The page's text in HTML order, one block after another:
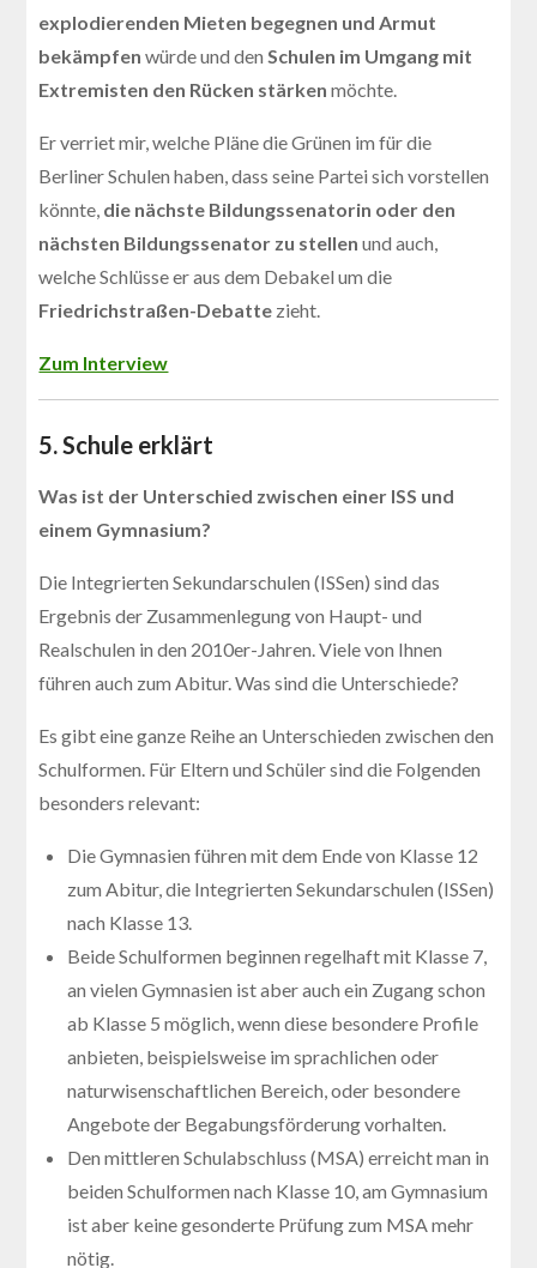
explodierenden Mieten begegnen und Armut
bekämpfen würde und denSchulen im Umgang mit
Extremisten den Rücken stärken möchte.
Er verriet mir, welche Pläne die Grünen im für die
Berliner Schulen haben, dass seine Partei sich vorstellen
könnte, die nächste Bildungssenatorin oder den
nächsten Bildungssenator zu stellen und auch,
welche Schlüsse er aus dem Debakel um die
Friedrichstraßen-Debatte zieht.
Zum Interview
5. Schule erklärt
Was ist der Unterschied zwischen einer ISS und
einem Gymnasium?
Die Integrierten Sekundarschulen (ISSen) sind das
Ergebnis der Zusammenlegung von Haupt- und
Realschulen in den 2010er-Jahren. Viele von Ihnen
führen auch zum Abitur. Was sind die Unterschiede?
Es gibt eine ganze Reihe an Unterschieden zwischen den
Schulformen. Für Eltern und Schüler sind die Folgenden
besonders relevant:
Die Gymnasien führen mit dem Ende von Klasse 12
zum Abitur, die Integrierten Sekundarschulen (ISSen)
nach Klasse 13.
Beide Schulformen beginnen regelhaft mit Klasse 7,
an vielen Gymnasien ist aber auch ein Zugang schon
ab Klasse 5 möglich, wenn diese besondere Profile
anbieten, beispielsweise im sprachlichen oder
naturwisenschaftlichen Bereich, oder besondere
Angebote der Begabungsförderung vorhalten.
Den mittleren Schulabschluss (MSA) erreicht man in
beiden Schulformen nach Klasse 10, am Gymnasium
ist aber keine gesonderte Prüfung zum MSA mehr
nötig.